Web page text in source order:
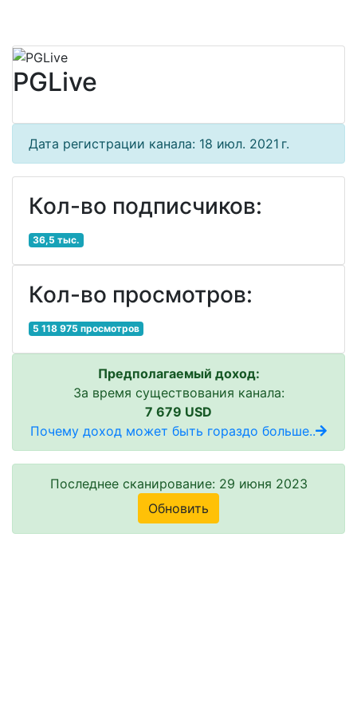
PGLive
Дата регистрации канала: 18 июл. 2021 г.
Кол-во подписчиков:
36,5 тыс.
Кол-во просмотров:
5 118 975 просмотров
Предполагаемый доход:
За время существования канала:
7 679 USD
Почему доход может быть гораздо больше..
Последнее сканирование: 29 июня 2023
Обновить